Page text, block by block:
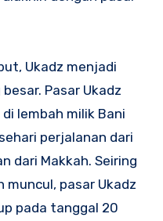
Ukadz menjadi
Pasar Ukadz
lembah milik Bani
perjalanan dari
dari Makkah. Seiring
muncul, pasar Ukadz
pada tanggal 20